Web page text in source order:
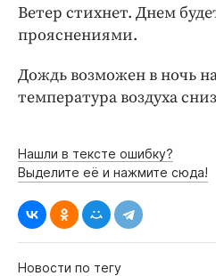
Интересное чтиво
Клиника года
Работодатель года
Ветер стихнет. Днем
прояснениями.
Дождь возможен в ночь
температура воздуха
Нашли в тексте ошибку?
Выделите её и нажмите сюда!
Новости по тегу